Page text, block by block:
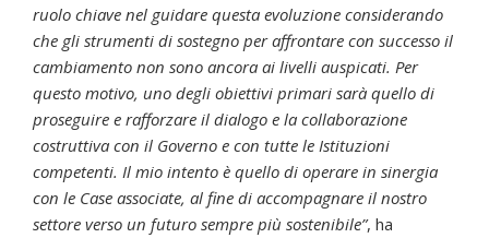
ruolo chiave nel guidare questa evoluzione considerando
che gli strumenti di sostegno per affrontare con successo il
cambiamento non sono ancora ai livelli auspicati. Per
questo motivo, uno degli obiettivi primari sarà quello di
proseguire e rafforzare il dialogo e la collaborazione
costruttiva con il Governo e con tutte le Istituzioni
competenti. Il mio intento è quello di operare in sinergia
con le Case associate, al fine di accompagnare il nostro
settore verso un futuro sempre più sostenibile”, ha